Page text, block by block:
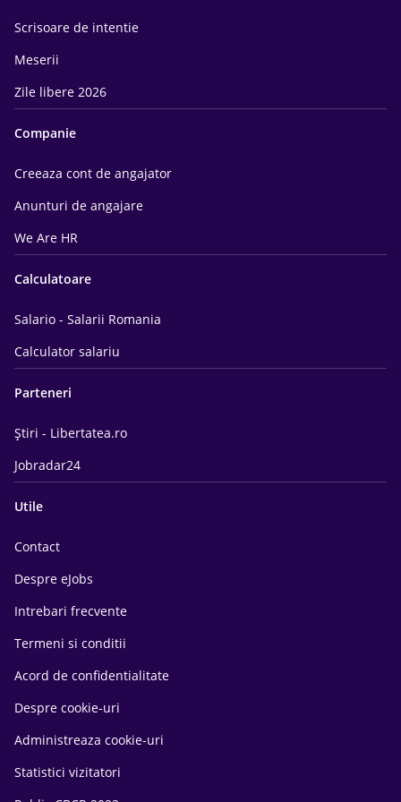
Scrisoare de intentie
Meserii
Zile libere 2026
Companie
Creeaza cont de angajator
Anunturi de angajare
We Are HR
Calculatoare
Salario - Salarii Romania
Calculator salariu
Parteneri
Știri - Libertatea.ro
Jobradar24
Utile
Contact
Despre eJobs
Intrebari frecvente
Termeni si conditii
Acord de confidentialitate
Despre cookie-uri
Administreaza cookie-uri
Statistici vizitatori